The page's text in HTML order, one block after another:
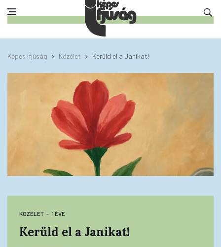
Képes Ifjúság Közélet Kerüld el a Janikat!
KÖZÉLET 1 ÉVE
Kerüld el a Janikat!